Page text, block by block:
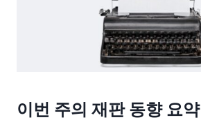
이번 주의 재판 동향 요약